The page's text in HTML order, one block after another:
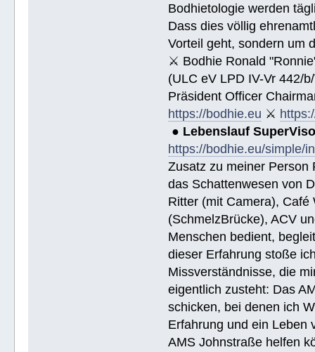
Bodhietologie werden
Dass dies völlig
Vorteil geht, sondern um
⚔ Bodhie Ronald
(ULC eV LPD IV-Vr 442/
Präsident Officer
https://bodhie.eu ⚔
● Lebenslauf
https://bodhie.eu/simple/
Zusatz zu meiner Person
das Schattenwesen von
Ritter (mit Camera), Café
(SchmelzBrücke), ACV
Menschen bedient,
dieser Erfahrung stoße
Missverständnisse, die
eigentlich zusteht: Das
schicken, bei denen ich
Erfahrung und ein Leben
AMS Johnstraße helfen